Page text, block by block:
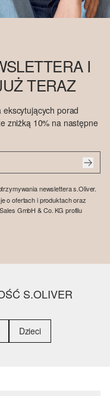
I
TERAZ
ekscytujących porad
zniżką 10% na następne
newslettera s.Oliver.
o ofertach i produktach oraz
GmbH & Co. KG profilu
S.OLIVER
Dzieci